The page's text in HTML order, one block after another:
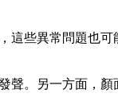
這些異常問題也
聲。另一方面，